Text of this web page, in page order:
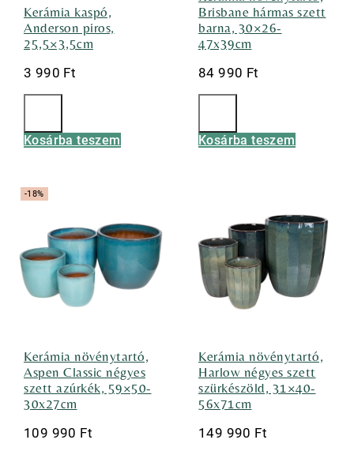
Kerámia kaspó,
Anderson piros,
25,5×3,5cm
3 990 Ft
Kosárba teszem
Brisbane hármas szett
barna, 30×26-
47x39cm
84 990 Ft
Kosárba teszem
-18%
Kerámia növénytartó,
Aspen Classic négyes
szett azúrkék, 59×50-
30x27cm
109 990 Ft
Kerámia növénytartó,
Harlow négyes szett
szürkészöld, 31×40-
56x71cm
149 990 Ft